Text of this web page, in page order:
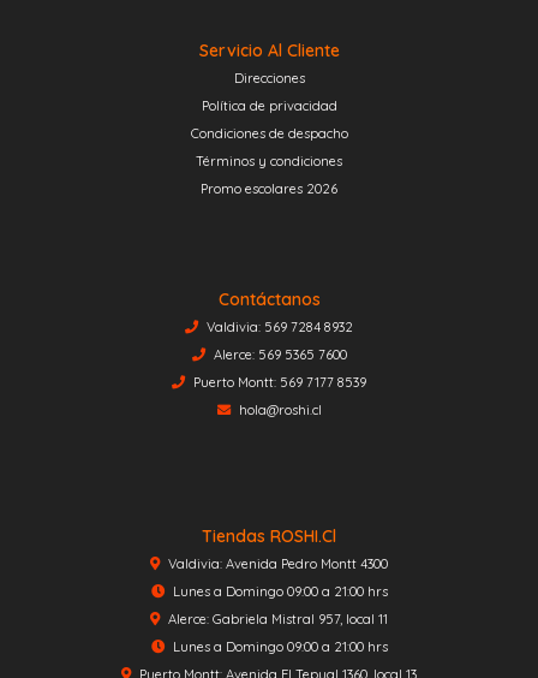
Servicio Al Cliente
Direcciones
Política de privacidad
Condiciones de despacho
Términos y condiciones
Promo escolares 2026
Contáctanos
Valdivia: 569 7284 8932
Alerce: 569 5365 7600
Puerto Montt: 569 7177 8539
hola@roshi.cl
Tiendas ROSHI.cl
Valdivia: Avenida Pedro Montt 4300
Lunes a Domingo 09:00 a 21:00 hrs
Alerce: Gabriela Mistral 957, local 11
Lunes a Domingo 09:00 a 21:00 hrs
Puerto Montt: Avenida El Tepual 1360, local 13